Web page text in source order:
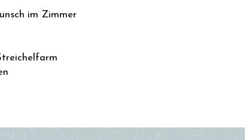
im Zimmer